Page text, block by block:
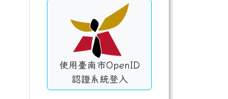
使用臺南市OpenID
認證系統登入